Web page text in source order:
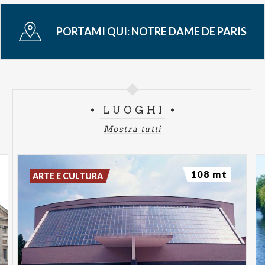
Cattedrale di Notre-Dame di Parigi.
La tournée, prodotta da Clemente Zard e
Torre del Lago (LU), Messina, Napoli, Bari, Firenze,
Trieste, per poi concludersi il 29 dicembre 2026 a
Roma.
NOTRE DAME DE PARIS è un capolavoro senza
tempo, perché sa raccontare, attraverso la
metafora, i pregi e i difetti dell’umanità. La sua forza
risiede nell'attualità dei suoi temi, nella sua capacità
PORTAMI QUI:NOTRE DAME DE PARIS
LUOGHI
Mostra tutti
ARTE E CULTURA 108 mt